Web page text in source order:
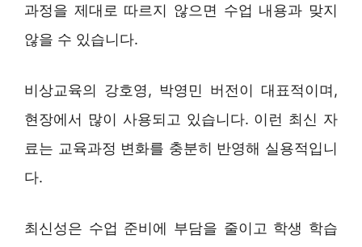
과정을 제대로 따르지 않으면 수업 내용과 맞지
않을 수 있습니다.
비상교육의 강호영, 박영민 버전이 대표적이며,
현장에서 많이 사용되고 있습니다. 이런 최신 자
료는 교육과정 변화를 충분히 반영해 실용적입니
다.
최신성은 수업 준비에 부담을 줄이고 학생 학습